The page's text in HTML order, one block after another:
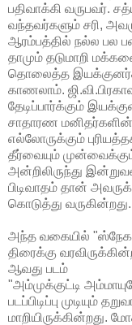
பதிவாக்கி வருபவர்.
வந்தவர்களும் சரி,
ஆரம்பத்தில் நல்ல பல
தாமும் தடுமாறி
தொலைத்த
காணலாம்.
தேடிப்பார்க்கும்
சாதாரண
எல்லோருக்கும்
தீர்வையும்
அன்றிலிருந்து
பிடிவாதம் தான்
கொடுத்து வருகின்றது.
அந்த வகையில் "ஸ்நேக
திரைக்கு
ஆவது படம்
"அம்முக்குட்டி
படப்பிடிப்பு முடியும்
மாறியிருக்கின்றது.